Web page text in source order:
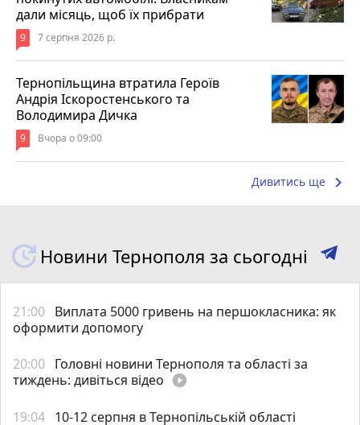
дали місяць, щоб їх прибрати
9 7 серпня 2026 р.
Тернопільщина втратила Героїв
Андрія Іскоростенського та
Володимира Дичка
9 Вчора о 09:00
Дивитись ще keyboard_arrow_right
Новини Тернополя за сьогодні
21:00 Виплата 5000 гривень на першокласника: як
оформити допомогу
20:00 Головні новини Тернополя та області за
тиждень: дивіться відео play_circle_filled
19:04 10-12 серпня в Тернопільській області